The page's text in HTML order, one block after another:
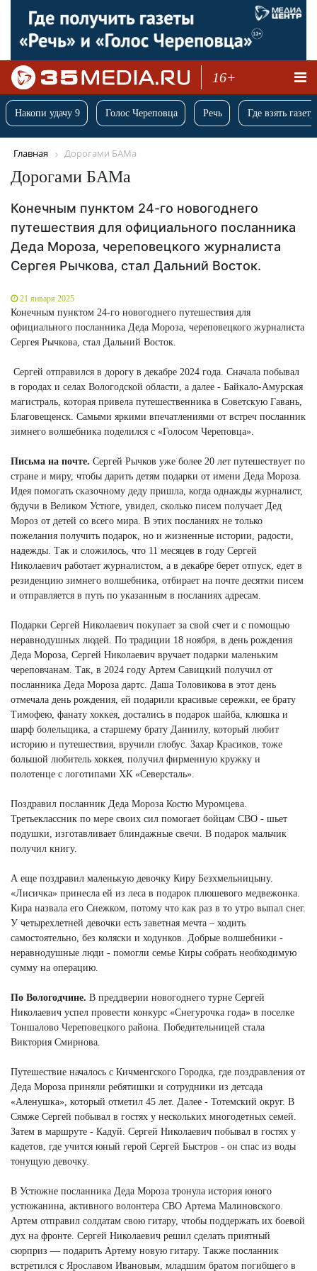
16+
Накопи удачу 9 Голос Череповца Речь Где взять
Главная Дорогами БАМа
Дорогами БАМа
Конечным пунктом 24-го новогоднего
путешествия для официального посланника
Деда Мороза, череповецкого журналиста
Сергея Рычкова, стал Дальний Восток.
21 января 2025
Конечным пунктом 24-го новогоднего путешествия для
официального посланника Деда Мороза, череповецкого журналиста
Сергея Рычкова, стал Дальний Восток.
Сергей отправился в дорогу в декабре 2024 года. Сначала побывал
в городах и селах Вологодской области, а далее - Байкало-Амурская
магистраль, которая привела путешественника в Советскую Гавань,
Благовещенск. Самыми яркими впечатлениями от встреч посланник
зимнего волшебника поделился с «Голосом Череповца».
Письма на почте. Сергей Рычков уже более 20 лет путешествует по
стране и миру, чтобы дарить детям подарки от имени Деда Мороза.
Идея помогать сказочному деду пришла, когда однажды журналист,
будучи в Великом Устюге, увидел, сколько писем получает Дед
Мороз от детей со всего мира. В этих посланиях не только
пожелания получить подарок, но и жизненные истории, радости,
надежды. Так и сложилось, что 11 месяцев в году Сергей
Николаевич работает журналистом, а в декабре берет отпуск, едет в
резиденцию зимнего волшебника, отбирает на почте десятки писем
и отправляется в путь по указанным в посланиях адресам.
Подарки Сергей Николаевич покупает за свой счет и с помощью
неравнодушных людей. По традиции 18 ноября, в день рождения
Деда Мороза, Сергей Николаевич вручает подарки маленьким
череповчанам. Так, в 2024 году Артем Савицкий получил от
посланника Деда Мороза дартс. Даша Толовикова в этот день
отмечала день рождения, ей подарили красивые сережки, ее брату
Тимофею, фанату хоккея, достались в подарок шайба, клюшка и
шарф болельщика, а старшему брату Даниилу, который любит
историю и путешествия, вручили глобус. Захар Красиков, тоже
большой любитель хоккея, получил фирменную кружку и
полотенце с логотипами ХК «Северсталь».
Поздравил посланник Деда Мороза Костю Муромцева.
Третьеклассник по мере своих сил помогает бойцам СВО - шьет
подушки, изготавливает блиндажные свечи. В подарок мальчик
получил книгу.
А еще поздравил маленькую девочку Киру Безхмельницыну.
«Лисичка» принесла ей из леса в подарок плюшевого медвежонка.
Кира назвала его Снежком, потому что как раз в то утро выпал снег.
У четырехлетней девочки есть заветная мечта – ходить
самостоятельно, без коляски и ходунков. Добрые волшебники -
неравнодушные люди - помогли семье Киры собрать необходимую
сумму на операцию.
По Вологодчине. В преддверии новогоднего турне Сергей
Николаевич успел провести конкурс «Снегурочка года» в поселке
Тоншалово Череповецкого района. Победительницей стала
Виктория Смирнова.
Путешествие началось с Кичменгского Городка, где поздравления от
Деда Мороза приняли ребятишки и сотрудники из детсада
«Аленушка», который отметил 45 лет. Далее - Тотемский округ. В
Сямже Сергей побывал в гостях у нескольких многодетных семей.
Затем в маршруте - Кадуй. Сергей Николаевич побывал в гостях у
кадетов, где учится юный герой Сергей Быстров - он спас из воды
тонущую девочку.
В Устюжне посланника Деда Мороза тронула история юного
устюжанина, активного волонтера СВО Артема Малиновского.
Артем отправил солдатам свою гитару, чтобы поддержать их боевой
дух на фронте. Сергей Николаевич решил сделать приятный
сюрприз — подарить Артему новую гитару. Также посланник
встретился с Ярославом Ивановым, младшим братом погибшего в